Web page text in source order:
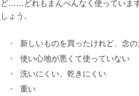
ど……どれもまんべんなく使っていま
しょう。
新しいものを買ったけれど、念
使い心地が悪くて使っていない
洗いにくい、乾きにくい
重い